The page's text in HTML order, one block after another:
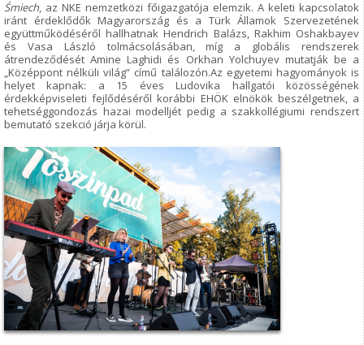
Śmiech, az NKE nemzetközi főigazgatója elemzik. A keleti kapcsolatok
iránt érdeklődők Magyarország és a Türk Államok Szervezetének
együttműködéséről hallhatnak Hendrich Balázs, Rakhim Oshakbayev
és Vasa László tolmácsolásában, míg a globális rendszerek
átrendeződését Amine Laghidi és Orkhan Yolchuyev mutatják be a
„Középpont nélküli világ” című találozón.Az egyetemi hagyományok is
helyet kapnak: a 15 éves Ludovika hallgatói közösségének
érdekképviseleti fejlődéséről korábbi EHÖK elnökök beszélgetnek, a
tehetséggondozás hazai modelljét pedig a szakkollégiumi rendszert
bemutató szekció járja körül.